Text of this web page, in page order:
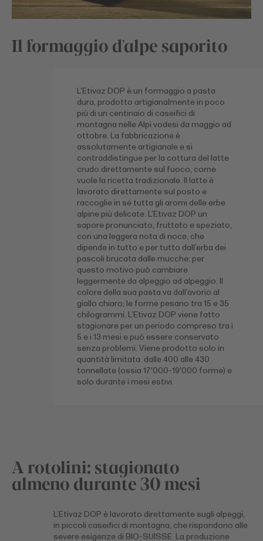
Il formaggio d'alpe saporito
L’Etivaz DOP è un formaggio a pasta
dura, prodotto artigianalmente in poco
più di un centinaio di caseifici di
montagna nelle Alpi vodesi da maggio ad
ottobre. La fabbricazione è
assolutamente artigianale e si
contraddistingue per la cottura del latte
crudo direttamente sul fuoco, come
vuole la ricetta tradizionale. Il latte è
lavorato direttamente sul posto e
raccoglie in sé tutta gli aromi delle erbe
alpine più delicate. L’Etivaz DOP un
sapore pronunciato, fruttato e speziato,
con una leggera nota di noce, che
dipende in tutto e per tutto dall’erba dei
pascoli brucata dalle mucche: per
questo motivo può cambiare
leggermente da alpeggio ad alpeggio. Il
colore della sua pasta va dall’avorio al
giallo chiaro; le forme pesano tra 15 e 35
chilogrammi. L’Etivaz DOP viene fatto
stagionare per un periodo compreso tra i
5 e i 13 mesi e può essere conservato
senza problemi. Viene prodotto solo in
quantità limitata: dalle 400 alle 430
tonnellate (ossia 17'000-19'000 forme) e
solo durante i mesi estivi.
A rotolini: stagionato
almeno durante 30 mesi
L’Etivaz DOP è lavorato direttamente sugli alpeggi,
in piccoli caseifici di montagna, che rispondono alle
severe esigenze di BIO-SUISSE. La produzione